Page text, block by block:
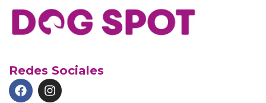
Redes Sociales